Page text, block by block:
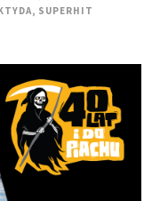
, SUPERHIT